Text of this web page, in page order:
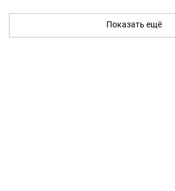
Показать ещё